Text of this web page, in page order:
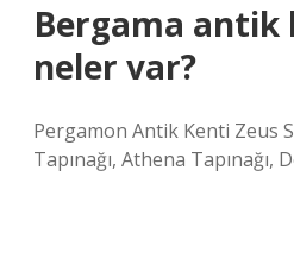
Bergama antik
neler var?
Pergamon Antik Kenti Zeus
Tapınağı, Athena Tapınağı,